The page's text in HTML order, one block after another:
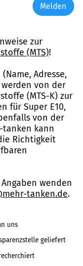
Melden
zur
(MTS)!
Adresse,
von der
(MTS-K) zur
für Super E10,
von der
tanken kann
Richtigkeit
wenden
tanken.de.
uns
geliefert